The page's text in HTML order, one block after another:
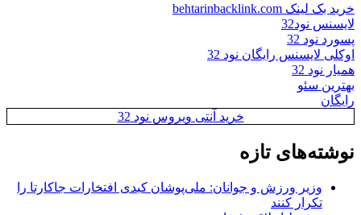
خرید بک لینک behtarinbacklink.com
لایسنس نود32
پسورد نود 32
اوکلی لایسنس رایگان نود 32
همیار نود 32
بهترین سئو
رایگان
خرید آنتی ویروس نود 32
نوشته‌های تازه
وزیر ورزش و جوانان: ملی‌پوشان کبدی افتخارات جاکارتا را
تکرار کنند